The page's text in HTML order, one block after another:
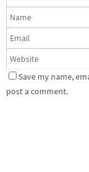
Save my name,
post a comment.